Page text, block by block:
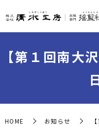
【第１回南大
HOME お知らせ